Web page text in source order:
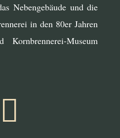
Nebengebäude und die
in den 80er Jahren
Museum
